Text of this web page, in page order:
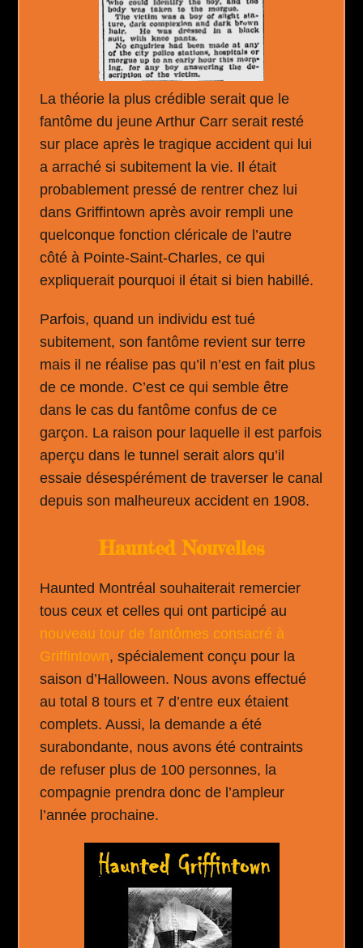
La théorie la plus crédible serait que le
fantôme du jeune Arthur Carr serait resté
sur place après le tragique accident qui lui
a arraché si subitement la vie. Il était
probablement pressé de rentrer chez lui
dans Griffintown après avoir rempli une
quelconque fonction cléricale de l’autre
côté à Pointe-Saint-Charles, ce qui
expliquerait pourquoi il était si bien habillé.
Parfois, quand un individu est tué
subitement, son fantôme revient sur terre
mais il ne réalise pas qu’il n’est en fait plus
de ce monde. C’est ce qui semble être
dans le cas du fantôme confus de ce
garçon. La raison pour laquelle il est parfois
aperçu dans le tunnel serait alors qu’il
essaie désespérément de traverser le canal
depuis son malheureux accident en 1908.
Haunted Nouvelles
Haunted Montréal souhaiterait remercier
tous ceux et celles qui ont participé au
nouveau tour de fantômes consacré à
Griffintown, spécialement conçu pour la
saison d’Halloween. Nous avons effectué
au total 8 tours et 7 d’entre eux étaient
complets. Aussi, la demande a été
surabondante, nous avons été contraints
de refuser plus de 100 personnes, la
compagnie prendra donc de l’ampleur
l’année prochaine.